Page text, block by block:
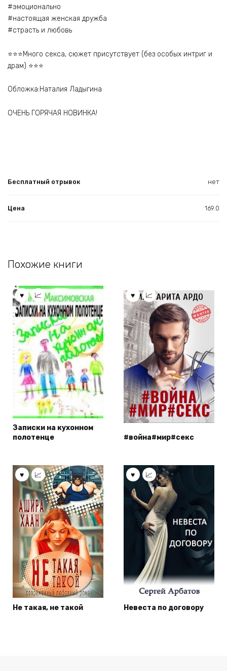
#эмоционально
#настоящая женская дружба
#страсть и любовь
⭐⭐⭐Много секса, сюжет присутствует (без особых интриг и
драм) ⭐⭐⭐
Обложка:Наталия Ладыгина
ОЧЕНЬ ГОРЯЧАЯ НОВИНКА!
Бесплатный отрывок нет
Цена 169.0
Похожие книги
Записки на кухонном
полотенце
#война#мир#секс
Не такая, не такой Невеста по договору